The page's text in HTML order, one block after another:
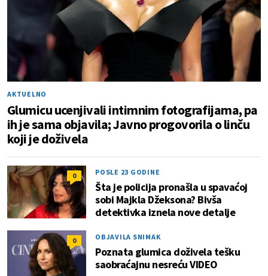
AKTUELNO
Glumicu ucenjivali intimnim fotografijama, pa
ih je sama objavila; Javno progovorila o linču
koji je doživela
0 POSLE 23 GODINE
Šta je policija pronašla u spavaćoj
sobi Majkla Džeksona? Bivša
detektivka iznela nove detalje
0 OBJAVILA SNIMAK
Poznata glumica doživela tešku
saobraćajnu nesreću VIDEO